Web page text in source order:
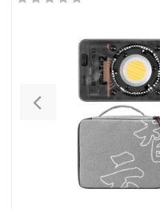
Previous